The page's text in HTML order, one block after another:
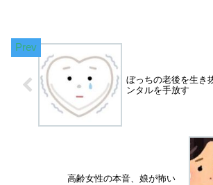
ぼっちの老後を生き
ンタルを手放す
高齢女性の本音、娘が怖い